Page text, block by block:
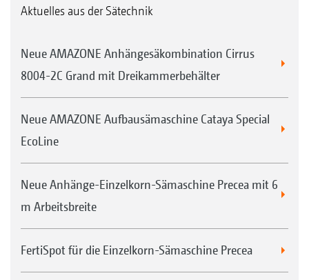
Aktuelles aus der Sätechnik
Neue AMAZONE Anhängesäkombination Cirrus
8004-2C Grand mit Dreikammerbehälter
Neue AMAZONE Aufbausämaschine Cataya Special
EcoLine
Neue Anhänge-Einzelkorn-Sämaschine Precea mit 6
m Arbeitsbreite
FertiSpot für die Einzelkorn-Sämaschine Precea